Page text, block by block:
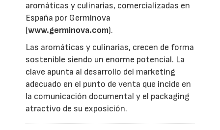
aromáticas y culinarias, comercializadas en
España por Germinova
(www.germinova.com).
Las aromáticas y culinarias, crecen de forma
sostenible siendo un enorme potencial. La
clave apunta al desarrollo del marketing
adecuado en el punto de venta que incide en
la comunicación documental y el packaging
atractivo de su exposición.